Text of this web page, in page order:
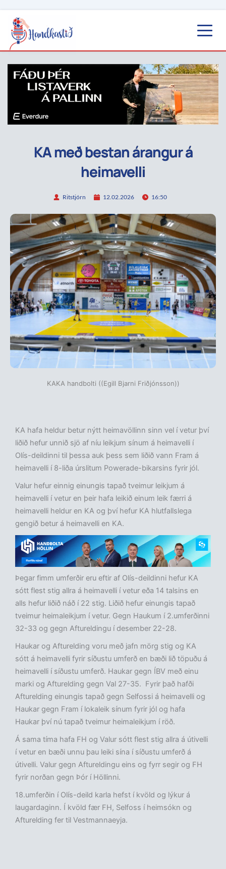
KA með bestan árangur á
heimavelli
Ritstjórn 12.02.2026 16:50
KAKA handbolti ((Egill Bjarni Friðjónsson))
KA hafa heldur betur nýtt heimavöllinn sinn vel í vetur því
liðið hefur unnið sjö af níu leikjum sínum á heimavelli í
Olís-deildinni til þessa auk þess sem liðið vann Fram á
heimavelli í 8-liða úrslitum Powerade-bikarsins fyrir jól.
Valur hefur einnig einungis tapað tveimur leikjum á
heimavelli í vetur en þeir hafa leikið einum leik færri á
heimavelli heldur en KA og því hefur KA hlutfallslega
gengið betur á heimavelli en KA.
Þegar fimm umferðir eru eftir af Olís-deildinni hefur KA
sótt flest stig allra á heimavelli í vetur eða 14 talsins en
alls hefur liðið náð í 22 stig. Liðið hefur einungis tapað
tveimur heimaleikjum í vetur. Gegn Haukum í 2.umferðinni
32-33 og gegn Aftureldingu í desember 22-28.
Haukar og Afturelding voru með jafn mörg stig og KA
sótt á heimavelli fyrir síðustu umferð en bæði lið töpuðu á
heimavelli í síðustu umferð. Haukar gegn ÍBV með einu
marki og Afturelding gegn Val 27-35. Fyrir það hafði
Afturelding einungis tapað gegn Selfossi á heimavelli og
Haukar gegn Fram í lokaleik sínum fyrir jól og hafa
Haukar því nú tapað tveimur heimaleikjum í röð.
Á sama tíma hafa FH og Valur sótt flest stig allra á útivelli
í vetur en bæði unnu þau leiki sína í síðustu umferð á
útivelli. Valur gegn Aftureldingu eins og fyrr segir og FH
fyrir norðan gegn Þór í Höllinni.
18.umferðin í Olís-deild karla hefst í kvöld og lýkur á
laugardaginn. Í kvöld fær FH, Selfoss í heimsókn og
Afturelding fer til Vestmannaeyja.